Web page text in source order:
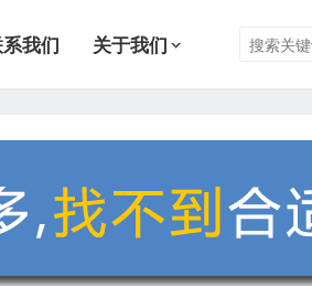
我们 关于我们